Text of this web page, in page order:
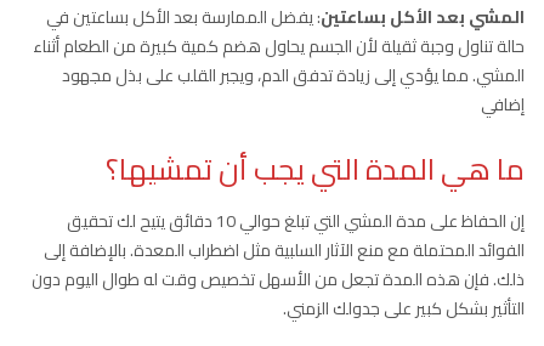
المشي بعد الأكل بساعتين: يفضل الممارسة بعد الأكل بساعتين في
حالة تناول وجبة ثقيلة لأن الجسم يحاول هضم كمية كبيرة من الطعام أثناء
المشي. مما يؤدي إلى زيادة تدفق الدم، ويجبر القلب على بذل مجهود
إضافي
ما هي المدة التي يجب أن تمشيها؟
إن الحفاظ على مدة المشي التي تبلغ حوالي 10 دقائق يتيح لك تحقيق
الفوائد المحتملة مع منع الآثار السلبية مثل اضطراب المعدة. بالإضافة إلى
ذلك. فإن هذه المدة تجعل من الأسهل تخصيص وقت له طوال اليوم دون
التأثير بشكل كبير على جدولك الزمني.